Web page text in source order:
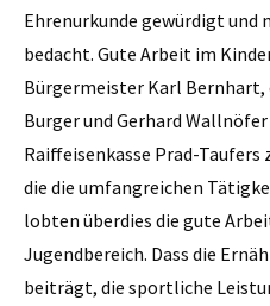
Ehrenurkunde gewürdigt und
bedacht. Gute Arbeit im
Bürgermeister Karl
Burger­­ und Gerhard
Raiffeisenkasse Prad-
die die umfangreichen
lobten überdies die gute
Jugendbereich. Dass die
beiträgt, die sportliche